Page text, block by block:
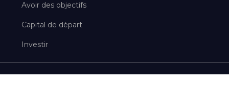
Avoir des objectifs
Capital de départ
Investir